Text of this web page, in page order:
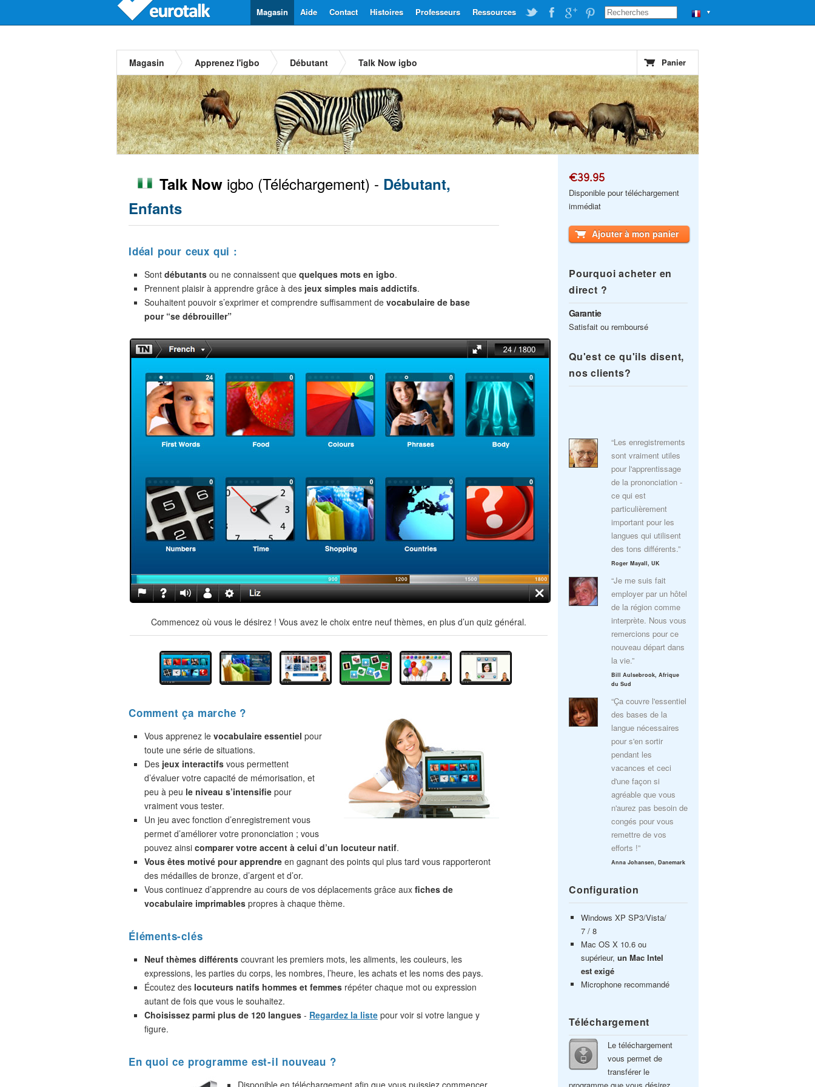
▼
Ressources
Professeurs
Histoires
Contact
Aide
Magasin
Magasin Apprenez l'igbo Débutant Talk Now igbo Panier
Talk Now igbo (Téléchargement) - Débutant,
Enfants
Idéal pour ceux qui :
Sont débutants ou ne connaissent que quelques mots en igbo.
Prennent plaisir à apprendre grâce à des jeux simples mais addictifs.
Souhaitent pouvoir s’exprimer et comprendre suffisamment de vocabulaire de base
pour “se débrouiller”
Commencez où vous le désirez ! Vous avez le choix entre neuf thèmes, en plus d’un quiz général.
Comment ça marche ?
Vous apprenez le vocabulaire essentiel pour
toute une série de situations.
Des jeux interactifs vous permettent
d’évaluer votre capacité de mémorisation, et
peu à peu le niveau s’intensifie pour
vraiment vous tester.
Un jeu avec fonction d’enregistrement vous
permet d’améliorer votre prononciation ; vous
pouvez ainsi comparer votre accent à celui d’un locuteur natif.
Vous êtes motivé pour apprendre en gagnant des points qui plus tard vous rapporteront
des médailles de bronze, d’argent et d’or.
Vous continuez d’apprendre au cours de vos déplacements grâce aux fiches de
vocabulaire imprimables propres à chaque thème.
Éléments-clés
Neuf thèmes différents couvrant les premiers mots, les aliments, les couleurs, les
expressions, les parties du corps, les nombres, l’heure, les achats et les noms des pays.
Écoutez des locuteurs natifs hommes et femmes répéter chaque mot ou expression
autant de fois que vous le souhaitez.
Choisissez parmi plus de 120 langues - Regardez la liste pour voir si votre langue y
figure.
En quoi ce programme est-il nouveau ?
Disponible en téléchargement afin que vous puissiez commencer
€39.95
Disponible pour téléchargement
immédiat
Ajouter à mon panier
Pourquoi acheter en
direct ?
Garantie
Satisfait ou remboursé
Qu'est ce qu'ils disent,
nos clients?
“Les enregistrements
sont vraiment utiles
pour l'apprentissage
de la prononciation -
ce qui est
particulièrement
important pour les
langues qui utilisent
des tons différents.”
Roger Mayall, UK
“Je me suis fait
employer par un hôtel
de la région comme
interprète. Nous vous
remercions pour ce
nouveau départ dans
la vie.”
Bill Aulsebrook, Afrique
du Sud
“Ça couvre l'essentiel
des bases de la
langue nécessaires
pour s'en sortir
pendant les
vacances et ceci
d'une façon si
agréable que vous
n'aurez pas besoin de
congés pour vous
remettre de vos
efforts !”
Anna Johansen, Danemark
Configuration
Windows XP SP3/Vista/
7 / 8
Mac OS X 10.6 ou
supérieur, un Mac Intel
est exigé
Microphone recommandé
Téléchargement
Le téléchargement
vous permet de
transférer le